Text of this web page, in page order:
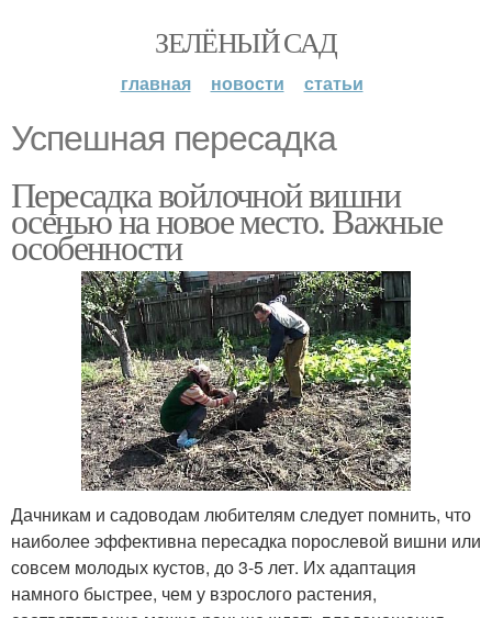
ЗЕЛЁНЫЙ САД
главная новости статьи
Успешная пересадка
Пересадка войлочной вишни
осенью на новое место. Важные
особенности
Дачникам и садоводам любителям следует помнить, что
наиболее эффективна пересадка порослевой вишни или
совсем молодых кустов, до 3-5 лет. Их адаптация
намного быстрее, чем у взрослого растения,